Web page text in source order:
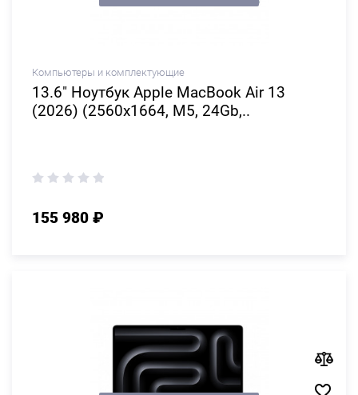
Компьютеры и комплектующие
13.6" Ноутбук Apple MacBook Air 13
(2026) (2560x1664, M5, 24Gb,..
155 980 ₽